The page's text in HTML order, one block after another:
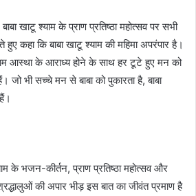
खाटू श्याम के प्राण प्रतिष्ठा महोत्सव पर सभी
कहा कि बाबा खाटू श्याम की महिमा अपरंपार है।
आस्था के आराध्य होने के साथ हर टूटे हुए मन को
भी सच्चे मन से बाबा को पुकारता है, बाबा
के भजन-कीर्तन, प्राण प्रतिष्ठा महोत्सव और
की अपार भीड़ इस बात का जीवंत प्रमाण है